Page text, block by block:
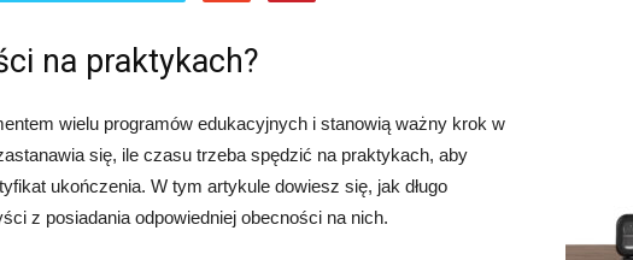
na praktykach?
wielu programów edukacyjnych i stanowią ważny krok w
się, ile czasu trzeba spędzić na praktykach, aby
ukończenia. W tym artykule dowiesz się, jak długo
z posiadania odpowiedniej obecności na nich.